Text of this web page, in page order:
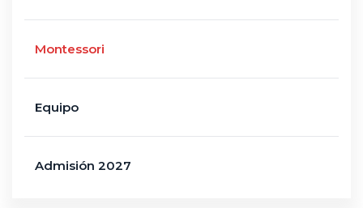
Montessori
Equipo
Admisión 2027